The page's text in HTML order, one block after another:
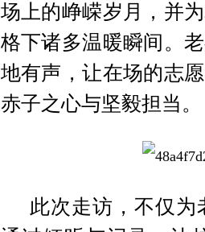
场上的峥嵘岁月，并
格下诸多温暖瞬间。
地有声，让在场的志
赤子之心与坚毅担当。
此次走访，不仅